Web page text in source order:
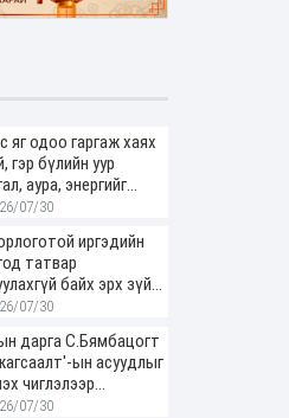
яг одоо гаргаж хаях
гэр бүлийн уур
аура, энергийг
7 зүйл
07/30
иргэдийн
татвар
байх эрх зүйн
бүрдүүллээ
07/30
дарга С.Бямбацогт
ын асуудлыг
чиглэлээр
удирдлагад
07/30